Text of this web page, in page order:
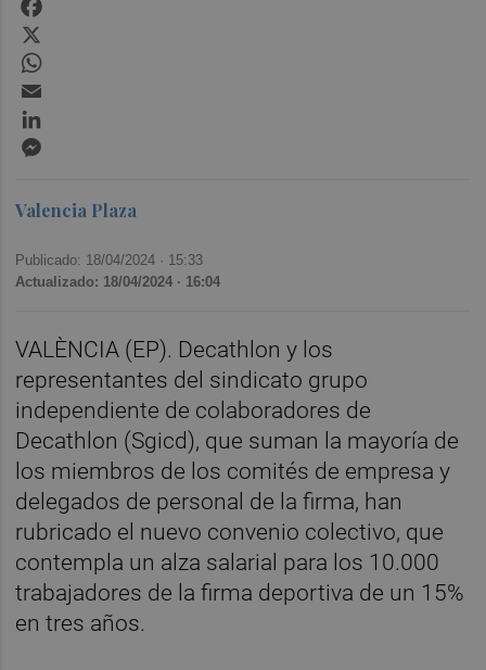
Valencia Plaza
Publicado: 18/04/2024 · 15:33
Actualizado: 18/04/2024 · 16:04
VALÈNCIA (EP). Decathlon y los
representantes del sindicato grupo
independiente de colaboradores de
Decathlon (Sgicd), que suman la mayoría de
los miembros de los comités de empresa y
delegados de personal de la firma, han
rubricado el nuevo convenio colectivo, que
contempla un alza salarial para los 10.000
trabajadores de la firma deportiva de un 15%
en tres años.